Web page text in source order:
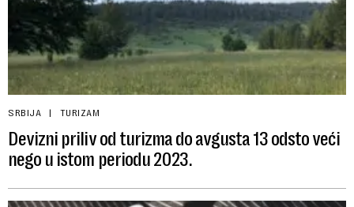
SRBIJA TURIZAM
Devizni priliv od turizma do avgusta 13 odsto veći
nego u istom periodu 2023.